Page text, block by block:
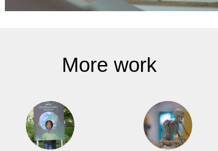
More work